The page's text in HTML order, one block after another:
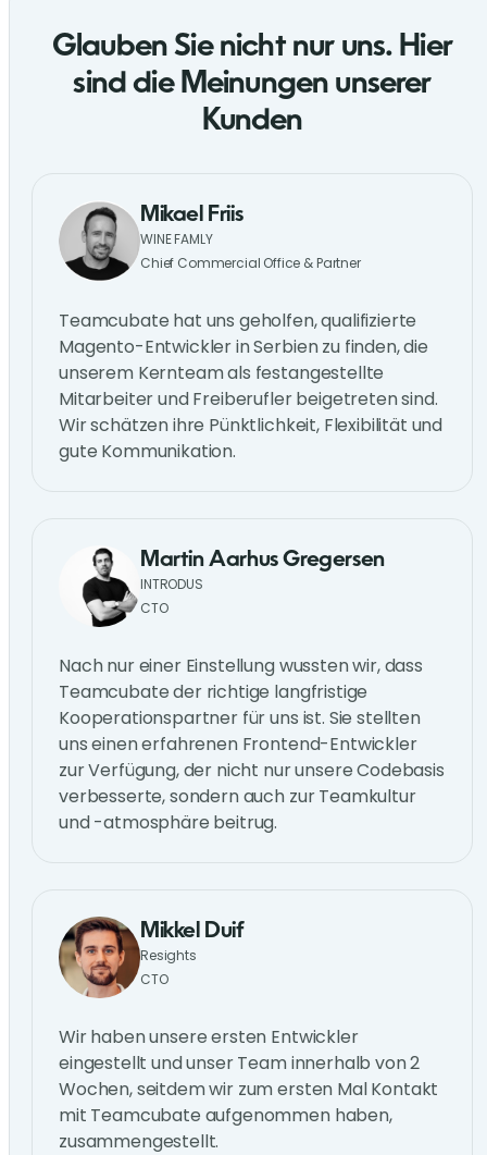
Glauben Sie nicht nur uns. Hier
sind die Meinungen unserer
Kunden
Mikael Friis
WINE FAMLY
Chief Commercial Office & Partner
Teamcubate hat uns geholfen, qualifizierte
Magento-Entwickler in Serbien zu finden, die
unserem Kernteam als festangestellte
Mitarbeiter und Freiberufler beigetreten sind.
Wir schätzen ihre Pünktlichkeit, Flexibilität und
gute Kommunikation.
Martin Aarhus Gregersen
INTRODUS
CTO
Nach nur einer Einstellung wussten wir, dass
Teamcubate der richtige langfristige
Kooperationspartner für uns ist. Sie stellten
uns einen erfahrenen Frontend-Entwickler
zur Verfügung, der nicht nur unsere Codebasis
verbesserte, sondern auch zur Teamkultur
und -atmosphäre beitrug.
Mikkel Duif
Resights
CTO
Wir haben unsere ersten Entwickler
eingestellt und unser Team innerhalb von 2
Wochen, seitdem wir zum ersten Mal Kontakt
mit Teamcubate aufgenommen haben,
zusammengestellt.